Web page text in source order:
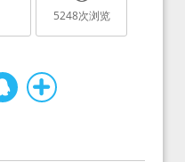
5248次浏览